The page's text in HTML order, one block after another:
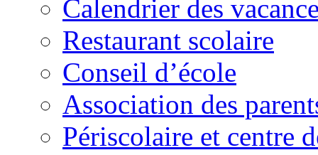
Calendrier des
Restaurant scolaire
Conseil d’école
Association des
Périscolaire et centre